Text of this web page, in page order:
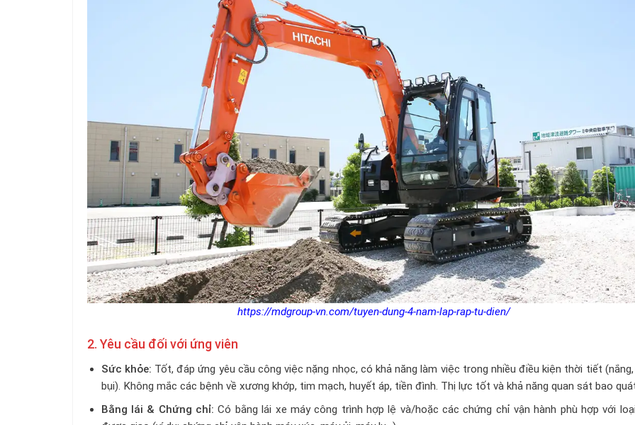
https://mdgroup-vn.com/tuyen-dung-4-nam-lap-rap-tu-dien/
2. Yêu cầu đối với ứng viên
Sức khỏe: Tốt, đáp ứng yêu cầu công việc nặng nhọc, có khả năng làm việc trong nhiều điều kiện thời tiết
bụi). Không mắc các bệnh về xương khớp, tim mạch, huyết áp, tiền đình. Thị lực tốt và khả năng quan sát bao
Bằng lái & Chứng chỉ: Có bằng lái xe máy công trình hợp lệ và/hoặc các chứng chỉ vận hành phù hợp với